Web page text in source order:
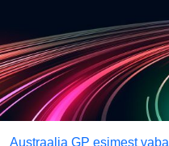
Austraalia GP esimest